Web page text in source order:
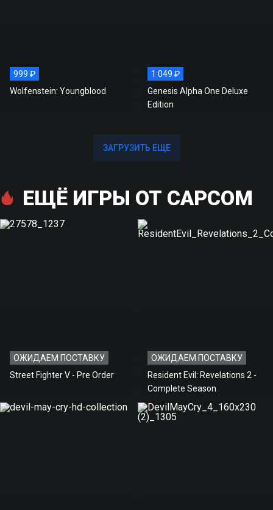
999 ₽
Wolfenstein: Youngblood
1 049 ₽
Genesis Alpha One Deluxe
Edition
ЗАГРУЗИТЬ ЕЩЕ
ЗАГРУЗИТЬ ЕЩЕ
ЕЩЁ ИГРЫ ОТ CAPCOM
ОЖИДАЕМ ПОСТАВКУ
Street Fighter V - Pre Order
ОЖИДАЕМ ПОСТАВКУ
Resident Evil: Revelations 2 -
Complete Season